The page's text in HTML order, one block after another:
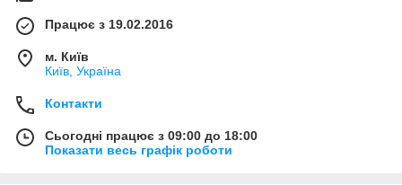
Працює з 19.02.2016
м. Київ
Київ, Україна
Контакти
Сьогодні працює з 09:00 до 18:00
Показати весь графік роботи